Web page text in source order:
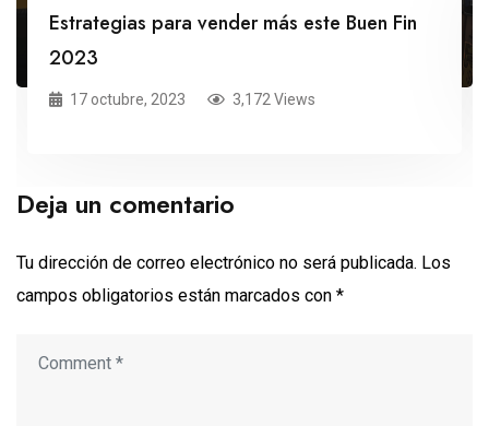
Estrategias para vender más este Buen Fin
2023
17 octubre, 2023 3,172 Views
Deja un comentario
Tu dirección de correo electrónico no será publicada. Los
campos obligatorios están marcados con *